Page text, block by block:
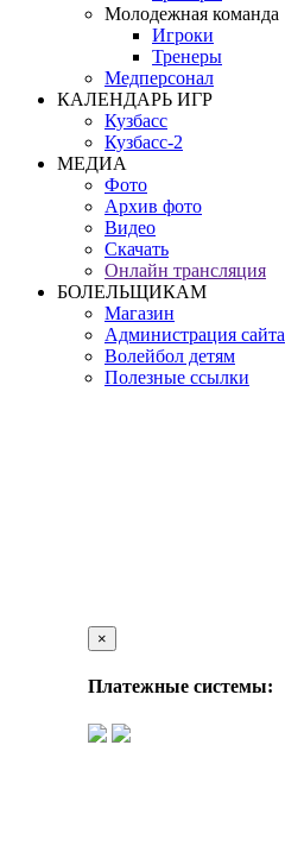
Молодежная команда
Игроки
Тренеры
Медперсонал
КАЛЕНДАРЬ ИГР
Кузбасс
Кузбасс-2
МЕДИА
Фото
Архив фото
Видео
Скачать
Онлайн трансляция
БОЛЕЛЬЩИКАМ
Магазин
Администрация сайта
Волейбол детям
Полезные ссылки
×
Платежные системы: